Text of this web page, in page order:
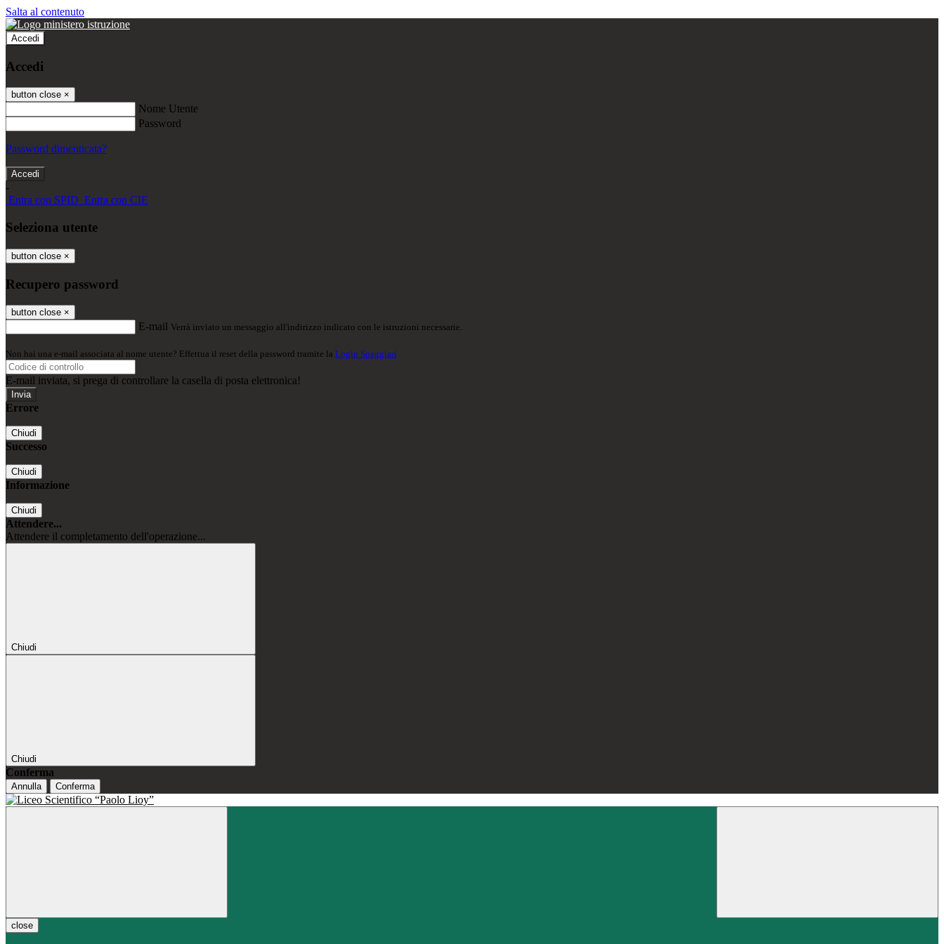
Salta al contenuto
Accedi
Accedi
button close ×
Nome Utente
Password
Password dimenticata?
-
Entra con SPID Entra con CIE
Seleziona utente
button close ×
Recupero password
button close ×
E-mail Verrà inviato un messaggio all'indirizzo indicato con le istruzioni necessarie.
Non hai una e-mail associata al nome utente? Effettua il reset della password tramite la Login Spaggiari
E-mail inviata, si prega di controllare la casella di posta elettronica!
Errore
Chiudi
Successo
Chiudi
Informazione
Chiudi
Attendere...
Attendere il completamento dell'operazione...
Chiudi
Chiudi
Conferma
Annulla Conferma
close